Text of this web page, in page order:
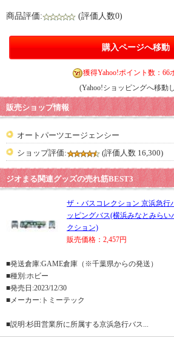
商品評価: (評価人数0)
購入ページへ移動
獲得Yahoo!ポイント数：66
(Yahoo!ショッピングへ移動
販売ショップ情報
オートパーツエージェンシー
ショップ評価:
(評価人数 16,300)
ジオまる関連グッズの売れ筋BEST3
ザ・バスコレクション 京浜急行
ッピングバス(横浜みなとみら
クション)
販売価格：2,457円
■発送倉庫:GAME倉庫（※千葉県からの発送）
■種別:ホビー
■発売日:2023/12/30
■メーカー:トミーテック
■説明:杉田営業所に所属する京浜急行バス...